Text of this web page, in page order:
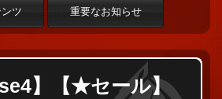
ツ 重要なお知らせ
】【★セール】